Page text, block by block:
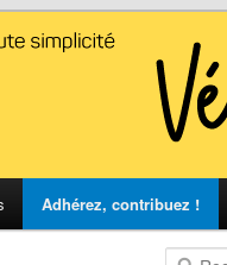
Adhérez, contribuez !